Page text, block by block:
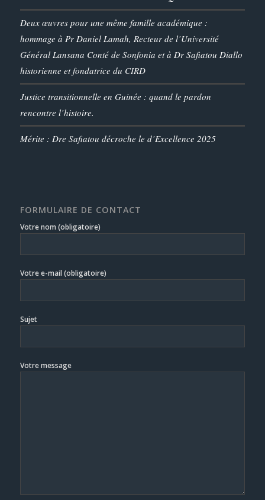
Deux œuvres pour une même famille académique :
hommage à Pr Daniel Lamah, Recteur de l’Université
Général Lansana Conté de Sonfonia et à Dr Safiatou Diallo
historienne et fondatrice du CIRD
Justice transitionnelle en Guinée : quand le pardon
rencontre l’histoire.
Mérite : Dre Safiatou décroche le d’Excellence 2025
FORMULAIRE DE CONTACT
Votre nom (obligatoire)
Votre e-mail (obligatoire)
Sujet
Votre message